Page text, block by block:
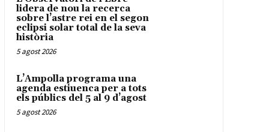
lidera de nou la recerca
sobre l’astre rei en el segon
eclipsi solar total de la seva
història
5 agost 2026
L’Ampolla programa una
agenda estiuenca per a tots
els públics del 5 al 9 d’agost
5 agost 2026